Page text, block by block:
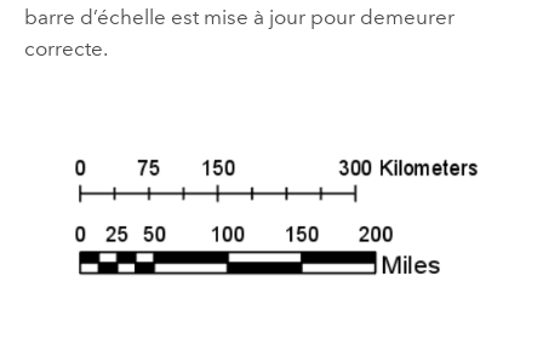
barre d’échelle est mise à jour pour demeurer
correcte.